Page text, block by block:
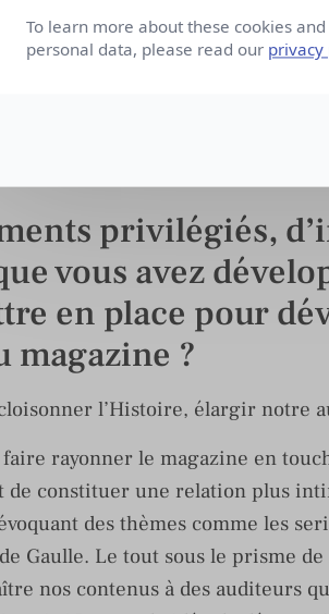
ont maintenant l’habitude
est également renforcée,
digitale depuis un an.
et défis des médias
Replay du débat du Press Club
privilégiés,
vous avez
en place pour
magazine ?
l’Histoire, élargir notre
rayonner le magazine en
de constituer une relation plus
des thèmes comme les
Gaulle. Le tout sous le prisme de
nos contenus à des auditeurs
To learn more about these cookies
personal data, please read our privacy